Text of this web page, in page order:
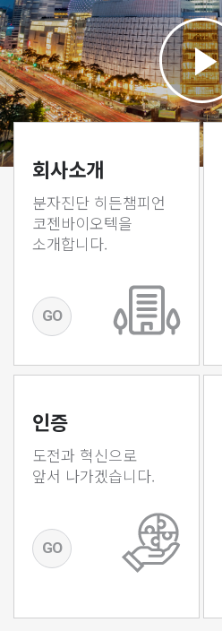
회사소개
분자진단 히든챔피언
코젠바이오텍을
소개합니다.
GO
인증
도전과 혁신으로
앞서 나가겠습니다.
GO